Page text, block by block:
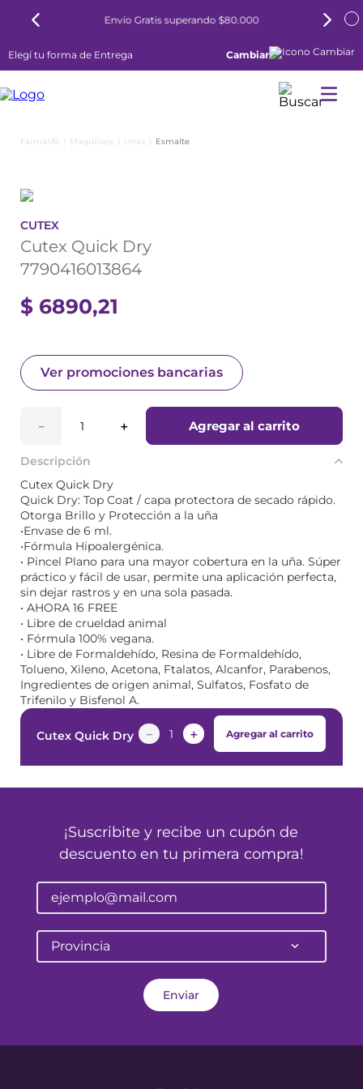
Envío Gratis superando $80.000
Elegí tu forma de Entrega Cambiar
Maquillaje Unas Esmalte
CUTEX
Cutex Quick Dry
7790416013864
$ 6890,21
Ver promociones bancarias
＋
－ Agregar al carrito
Descripción
Cutex Quick Dry
Quick Dry: Top Coat / capa protectora de secado rápido.
Otorga Brillo y Protección a la uña
•Envase de 6 ml.
•Fórmula Hipoalergénica.
• Pincel Plano para una mayor cobertura en la uña. Súper
práctico y fácil de usar, permite una aplicación perfecta,
sin dejar rastros y en una sola pasada.
• AHORA 16 FREE
• Libre de crueldad animal
• Fórmula 100% vegana.
• Libre de Formaldehído, Resina de Formaldehído,
Tolueno, Xileno, Acetona, Ftalatos, Alcanfor, Parabenos,
Ingredientes de origen animal, Sulfatos, Fosfato de
Trifenilo y Bisfenol A.
Cutex Quick Dry ＋
－ Agregar al carrito
¡Suscribite y recibe un cupón de
descuento en tu primera compra!
Provincia
Enviar